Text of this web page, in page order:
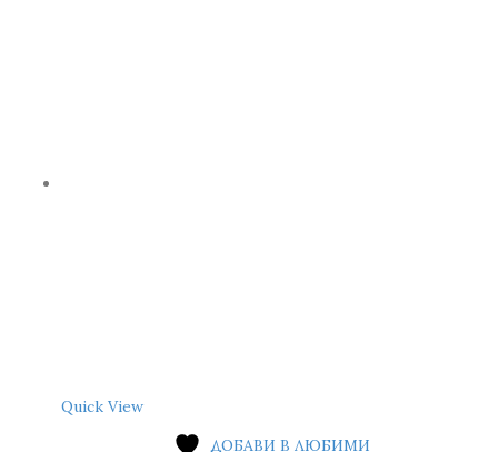
Quick View
ДОБАВИ В ЛЮБИМИ